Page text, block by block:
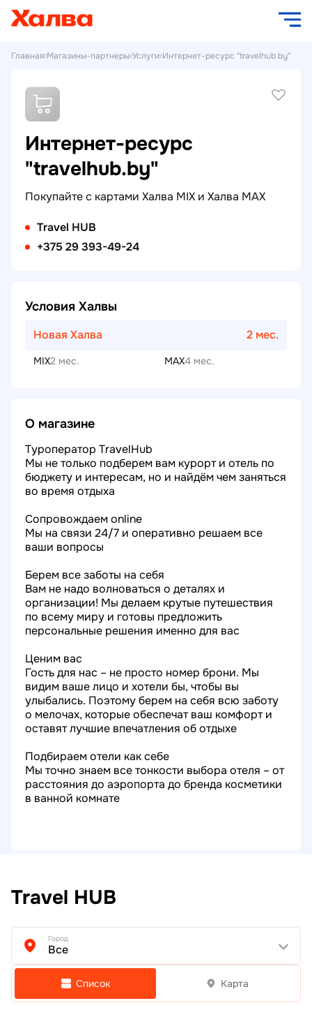
Главная Магазины-партнеры Услуги Интернет-ресурс "travelhub.by"
Интернет-ресурс
"travelhub.by"
Покупайте с картами Халва MIX и Халва MAX
Travel HUB
+375 29 393-49-24
О магазине
Туроператор TravelHub
Мы не только подберем вам курорт и отель по
бюджету и интересам, но и найдём чем заняться
во время отдыха
Сопровождаем online
Мы на связи 24/7 и оперативно решаем все
ваши вопросы
Берем все заботы на себя
Вам не надо волноваться о деталях и
организации! Мы делаем крутые путешествия
по всему миру и готовы предложить
персональные решения именно для вас
Ценим вас
Гость для нас – не просто номер брони. Мы
видим ваше лицо и хотели бы, чтобы вы
улыбались. Поэтому берем на себя всю заботу
о мелочах, которые обеспечат ваш комфорт и
оставят лучшие впечатления об отдыхе
Подбираем отели как себе
Мы точно знаем все тонкости выбора отеля – от
расстояния до аэропорта до бренда косметики
в ванной комнате
Условия Халвы
Новая Халва 2 мес.
MIX2 мес. MAX4 мес.
Travel HUB
Город
Все
Список Карта